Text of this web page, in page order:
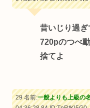
昔いじり過
720pのつべ
捨てよ
29 名前:一般よりも上級の